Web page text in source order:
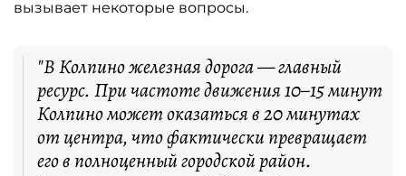
вызывает некоторые вопросы.
"В Колпино железная дорога — главный
ресурс. При частоте движения 10–15 минут
Колпино может оказаться в 20 минутах
от центра, что фактически превращает
его в полноценный городской район.